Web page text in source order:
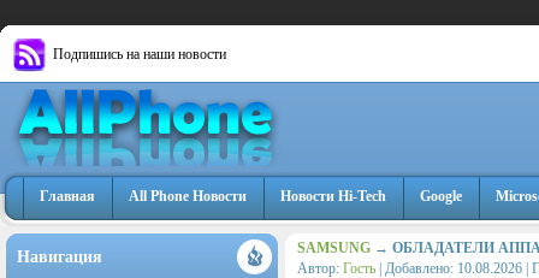
Подпишись на наши новости
Главная All Phone Новости Новости Hi-Tech Google
SAMSUNG → ОБЛАДАТЕЛИ
Автор: Гость | Добавлено: 10.08.2026 |
Навигация